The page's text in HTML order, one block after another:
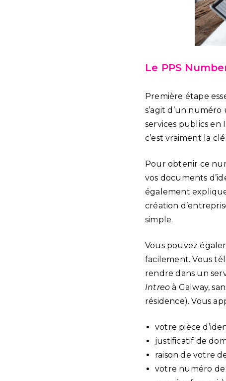
Le PPS
Première étape
s’agit d’un
services publics en
c’est vraiment la
Pour obtenir ce
vos documents
également
création
simple.
Vous pouvez
facilement. Vous
rendre dans un
Intreo à Galway,
résidence). Vous
votre pièce
justificatif de
raison de votre
votre numéro de